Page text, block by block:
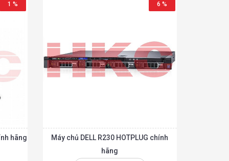
1 %
hãng
6 %
Máy chủ DELL R230 HOTPLUG chính
hãng